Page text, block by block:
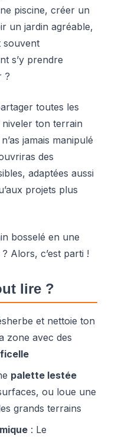
piscine, créer un
un jardin agréable,
souvent
s’y prendre
?
toutes les
ton terrain
jamais manipulé
des
adaptées aussi
projets plus
bosselé en une
Alors, c’est parti !
lire ?
et nettoie ton
zone avec des
palette lestée
ou loue une
grands terrains
: Le